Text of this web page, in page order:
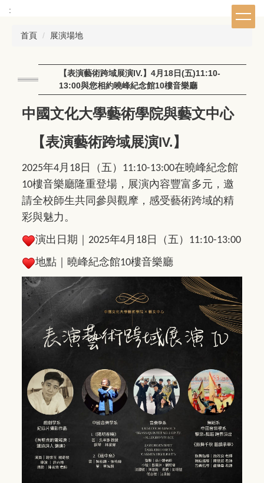
跳:
首頁 展演場地
【表演藝術跨域展演IV.】4月18日(五)11:10-
13:00與您相約曉峰紀念館10樓音樂廳
中國文化大學藝術學院與藝文中心
【表演藝術跨域展演IV. 】
2025年4月 18 日（五） 11:10-13:00在曉峰紀念館
10樓音樂廳隆重登場，展演內容豐富多元，邀
請全校師生共同參與觀摩，感受藝術跨域的精
彩與魅力。
演出日期｜ 2025年4月 18 日（五） 11:10-13:00
地點｜曉峰紀念館10樓音樂廳